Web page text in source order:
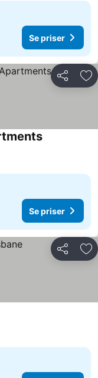
Se priser
Del
Se priser
Se priser
Del